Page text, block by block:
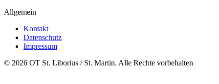
Allgemein
Kontakt
Datenschutz
Impressum
© 2026 OT St. Liborius / St. Martin. Alle Rechte vorbehalten